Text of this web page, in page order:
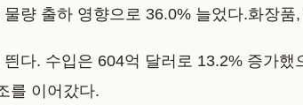
량 출하 영향으로 36.0% 늘었다.화장
다. 수입은 604억 달러로 13.2% 증가
를 이어갔다.